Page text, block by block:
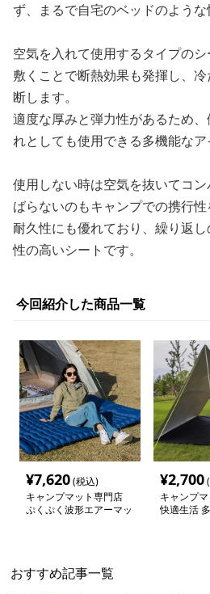
ず、まるで自宅のベッドのような
空気を入れて使用するタイプの
敷くことで断熱効果も発揮し、
断します。
適度な厚みと弾力性があるため
れとしても使用できる多機能なア
使用しない時は空気を抜いてコ
ばらないのもキャンプでの携行性
耐久性にも優れており、繰り返
性の高いシートです。
今回紹介した商品一覧
¥7,620(税込)
キャンプマット専門店
ぷくぷく波形エアーマッ
¥2,700
キャンプ
快適生活
おすすめ記事一覧